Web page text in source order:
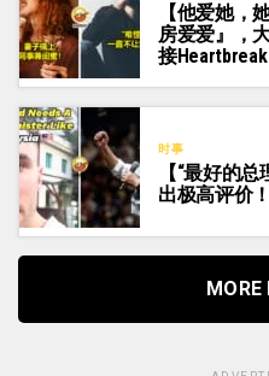
【他爱她，
房爱爱』，
接Heartbreak
时事
【“最好的
出极高评价